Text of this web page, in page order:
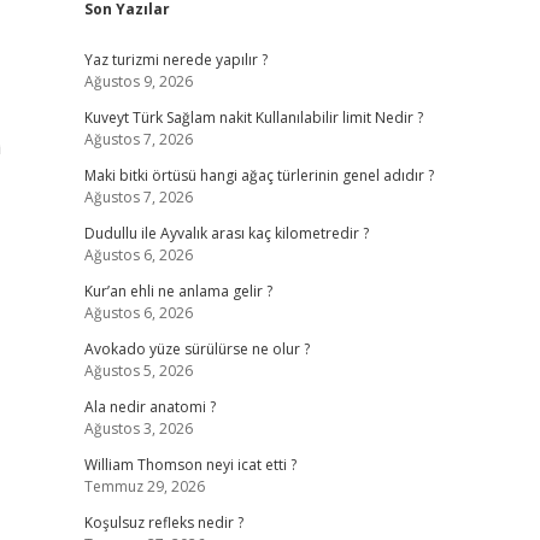
Son Yazılar
Yaz turizmi nerede yapılır ?
Ağustos 9, 2026
Kuveyt Türk Sağlam nakit Kullanılabilir limit Nedir ?
Ağustos 7, 2026
Maki bitki örtüsü hangi ağaç türlerinin genel adıdır ?
Ağustos 7, 2026
Dudullu ile Ayvalık arası kaç kilometredir ?
Ağustos 6, 2026
Kur’an ehli ne anlama gelir ?
Ağustos 6, 2026
Avokado yüze sürülürse ne olur ?
Ağustos 5, 2026
Ala nedir anatomi ?
Ağustos 3, 2026
William Thomson neyi icat etti ?
Temmuz 29, 2026
Koşulsuz refleks nedir ?